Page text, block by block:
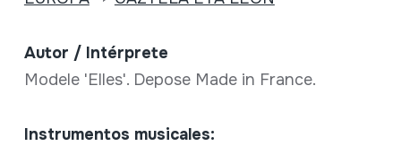
Autor / Intérprete
Modele 'Elles'. Depose Made in France.
Instrumentos musicales: